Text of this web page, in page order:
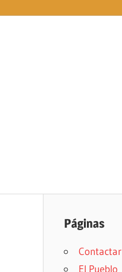
Páginas
Contactar
El Pueblo